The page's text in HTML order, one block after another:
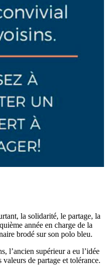
la solidarité, le partage, la
année en charge de la
brodé sur son polo bleu.
l’ancien supérieur a eu l’idée
de partage et tolérance.